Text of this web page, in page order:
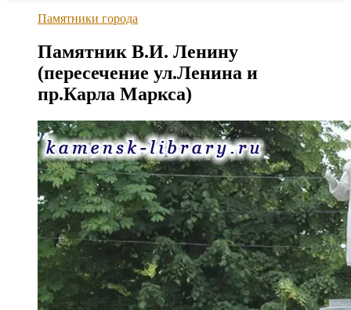
Памятники города
Памятник В.И. Ленину
(пересечение ул.Ленина и
пр.Карла Маркса)